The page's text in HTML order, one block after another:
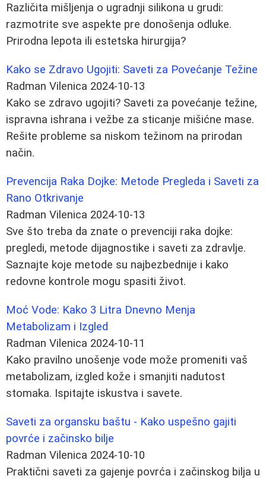
Različita mišljenja o ugradnji silikona u grudi:
razmotrite sve aspekte pre donošenja odluke.
Prirodna lepota ili estetska hirurgija?
Kako se Zdravo Ugojiti: Saveti za Povećanje Težine
Radman Vilenica 2024-10-13
Kako se zdravo ugojiti? Saveti za povećanje težine,
ispravna ishrana i vežbe za sticanje mišićne mase.
Rešite probleme sa niskom težinom na prirodan
način.
Prevencija Raka Dojke: Metode Pregleda i Saveti za
Rano Otkrivanje
Radman Vilenica 2024-10-13
Sve što treba da znate o prevenciji raka dojke:
pregledi, metode dijagnostike i saveti za zdravlje.
Saznajte koje metode su najbezbednije i kako
redovne kontrole mogu spasiti život.
Moć Vode: Kako 3 Litra Dnevno Menja
Metabolizam i Izgled
Radman Vilenica 2024-10-11
Kako pravilno unošenje vode može promeniti vaš
metabolizam, izgled kože i smanjiti nadutost
stomaka. Ispitajte iskustva i savete.
Saveti za organsku baštu - Kako uspešno gajiti
povrće i začinsko bilje
Radman Vilenica 2024-10-10
Praktični saveti za gajenje povrća i začinskog bilja u